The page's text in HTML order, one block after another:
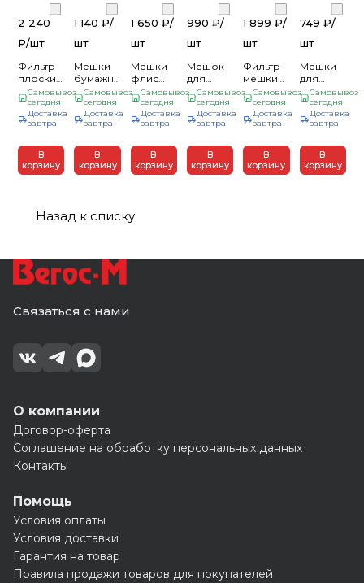
2 240
₽/шт
Фильтр
плоский
складчатый
к WD4-
WD6
Самовывоз
сегодня
Доставка
завтра
В
корзину
1 140 ₽/
шт
Мешки
бумажные
для
пылесоса
HVC1630
30л
5шт/уп
Самовывоз
сегодня
Доставка
завтра
В
корзину
1 650 ₽/
шт
Мешки
флис
Karcher
WD 2
Plus/3
(4шт)
Самовывоз
сегодня
Доставка
завтра
В
корзину
990 ₽/
шт
Мешок
для
пылесоса
нетканый
HVC1630,
30л
1шт/уп
Самовывоз
сегодня
Доставка
завтра
В
корзину
1 899 ₽/
шт
Фильтр-
мешки
Karcher к
WD4-
WD6
(упак
Самовывоз
сегодня
Доставка
завтра
В
корзину
749 ₽/
шт
Мешки
для
пылесоса
30л, 4шт
Самовывоз
сегодня
Доставка
завтра
В
корзину
Назад к списку
Связаться с нами
О компании
Договор-оферта
Соглашение на обработку персональных данных
Контакты
Помощь
Условия оплаты
Условия доставки
Гарантия на товар
Правила продажи товаров для покупателей